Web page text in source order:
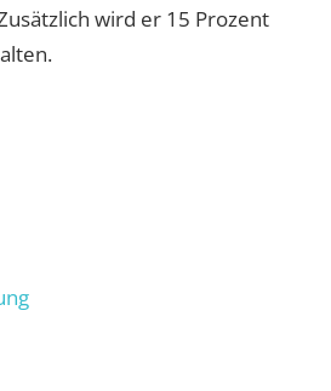
wird er 15 Prozent